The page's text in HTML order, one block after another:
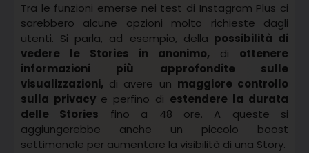
Tra le funzioni emerse nei test di Instagram Plus ci
sarebbero alcune opzioni molto richieste dagli
utenti. Si parla, ad esempio, della possibilità di
vedere le Stories in anonimo, di ottenere
informazioni più approfondite sulle
visualizzazioni, di avere un maggiore controllo
sulla privacy e perfino di estendere la durata
delle Stories fino a 48 ore. A queste si
aggiungerebbe anche un piccolo boost
settimanale per aumentare la visibilità di una Story.